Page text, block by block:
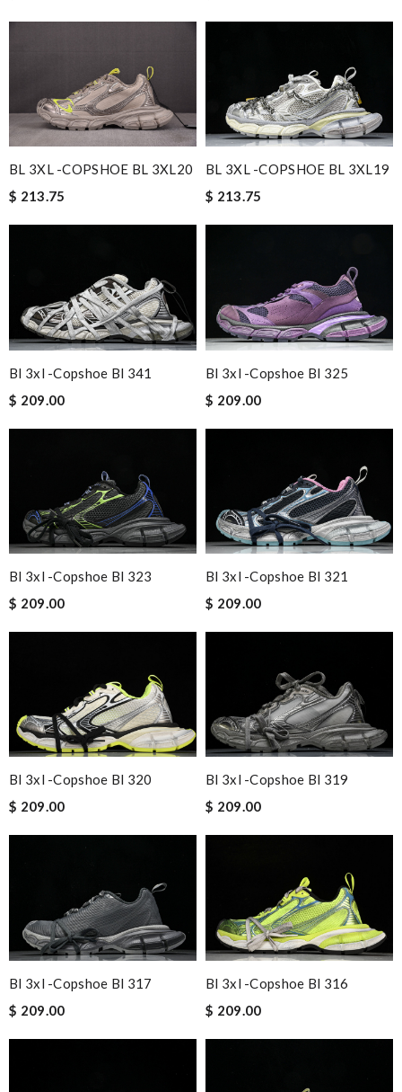
BL 3XL -COPSHOE BL 3XL20
$ 213.75
BL 3XL -COPSHOE BL 3XL19
$ 213.75
Bl 3xl -copshoe Bl 341
$ 209.00
Bl 3xl -copshoe Bl 325
$ 209.00
Bl 3xl -copshoe Bl 323
$ 209.00
Bl 3xl -copshoe Bl 321
$ 209.00
Bl 3xl -copshoe Bl 320
$ 209.00
Bl 3xl -copshoe Bl 319
$ 209.00
Bl 3xl -copshoe Bl 317
$ 209.00
Bl 3xl -copshoe Bl 316
$ 209.00